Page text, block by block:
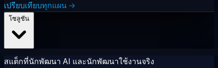
เปรียบเทียบทุกแผน →
สแต็กที่นักพัฒนา AI และนักพัฒนาใช้งานจริง